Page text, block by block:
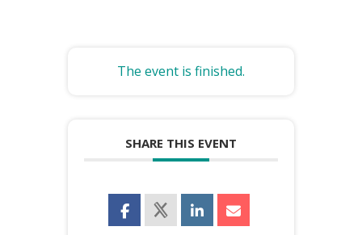
The event is finished.
SHARE THIS EVENT